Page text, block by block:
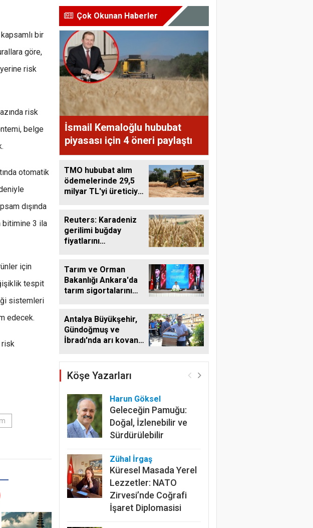
bir
göre,
risk
risk
belge
otomatik
dışında
bitimine 3 ila
için
tespit
sistemleri
edecek.
risk
Çok Okunan Haberler
İsmail Kemaloğlu hububat
piyasası için 4 öneri paylaştı
TMO hububat alım
ödemelerinde 29,5
milyar TL'yi üreticiye
Reuters: Karadeniz
gerilimi buğday
fiyatlarını
Tarım ve Orman
Bakanlığı Ankara'da
tarım sigortalarını
Antalya Büyükşehir,
Gündoğmuş ve
İbradı'nda arı kovanı
Köşe YazarlarıHarun Göksel
Geleceğin Pamuğu:
Doğal, İzlenebilir ve
Sürdürülebilir
Zühal İrgaş
Küresel Masada Yerel
Lezzetler: NATO
Zirvesi’nde Coğrafi
İşaret Diplomasisi
Gazi Kutlu
Doğu Karadeniz’in